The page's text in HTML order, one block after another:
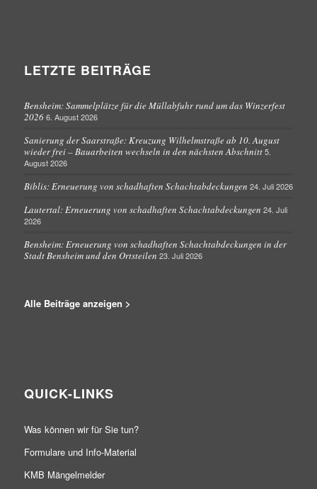
LETZTE BEITRÄGE
Bensheim: Sammelplätze für die Müllabfuhr rund um das Winzerfest
2026 6. August 2026
Sanierung der Saarstraße: Kreuzung Wilhelmstraße ab 10. August
wieder frei – Bauarbeiten wechseln in den nächsten Abschnitt 5.
August 2026
Biblis: Erneuerung von schadhaften Schachtabdeckungen 24. Juli 2026
Lautertal: Erneuerung von schadhaften Schachtabdeckungen 24. Juli
2026
Bensheim: Erneuerung von schadhaften Schachtabdeckungen in der
Stadt Bensheim und den Ortsteilen 23. Juli 2026
Alle Beiträge anzeigen >
QUICK-LINKS
Was können wir für Sie tun?
Formulare und Info-Material
KMB Mängelmelder